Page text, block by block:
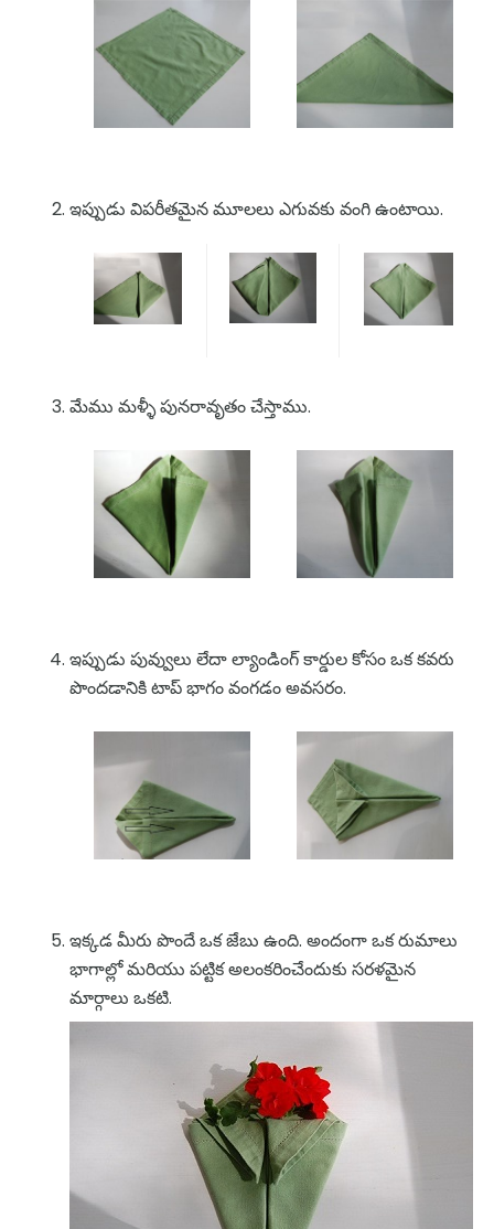
ఇప్పుడు విపరీతమైన మూలలు ఎగువకు వంగి ఉంటాయి.
మేము మళ్ళీ పునరావృతం చేస్తాము.
ఇప్పుడు పువ్వులు లేదా ల్యాండింగ్ కార్డుల కోసం ఒక కవరు
పొందడానికి టాప్ భాగం వంగడం అవసరం.
ఇక్కడ మీరు పొందే ఒక జేబు ఉంది. అందంగా ఒక రుమాలు
భాగాల్లో మరియు పట్టిక అలంకరించేందుకు సరళమైన
మార్గాలు ఒకటి.